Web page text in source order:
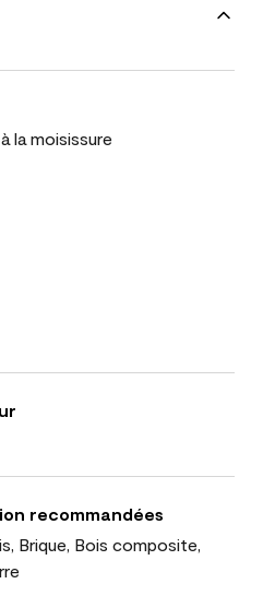
la moisissure
recommandées
Brique, Bois composite,